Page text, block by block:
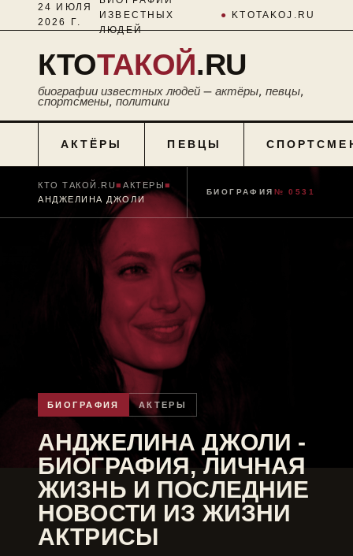
24 ИЮЛЯ
2026 Г.
ИЗВЕСТНЫХ
ЛЮДЕЙ
● KTOTAKOJ.RU
КТОТАКОЙ.RU
биографии известных людей — актёры, певцы,
спортсмены, политики
АКТЁРЫ ПЕВЦЫ
КТО ТАКОЙ.RU■АКТЕРЫ■
АНДЖЕЛИНА ДЖОЛИ
БИОГРАФИЯ № 0531
БИОГРАФИЯ АКТЕРЫ
АНДЖЕЛИНА ДЖОЛИ -
БИОГРАФИЯ, ЛИЧНАЯ
ЖИЗНЬ И ПОСЛЕДНИЕ
НОВОСТИ ИЗ ЖИЗНИ
АКТРИСЫ